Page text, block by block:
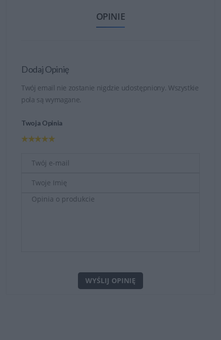
OPINIE
Dodaj Opinię
Twój email nie zostanie nigdzie udostępniony. Wszystkie
pola są wymagane.
Twoja Opinia
WYŚLIJ OPINIĘ